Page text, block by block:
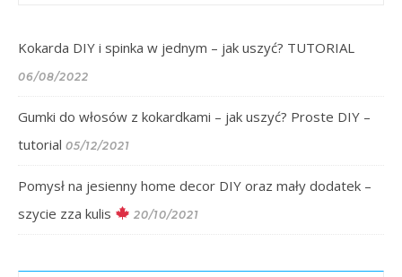
Kokarda DIY i spinka w jednym – jak uszyć? TUTORIAL
06/08/2022
Gumki do włosów z kokardkami – jak uszyć? Proste DIY –
tutorial 05/12/2021
Pomysł na jesienny home decor DIY oraz mały dodatek –
szycie zza kulis
20/10/2021